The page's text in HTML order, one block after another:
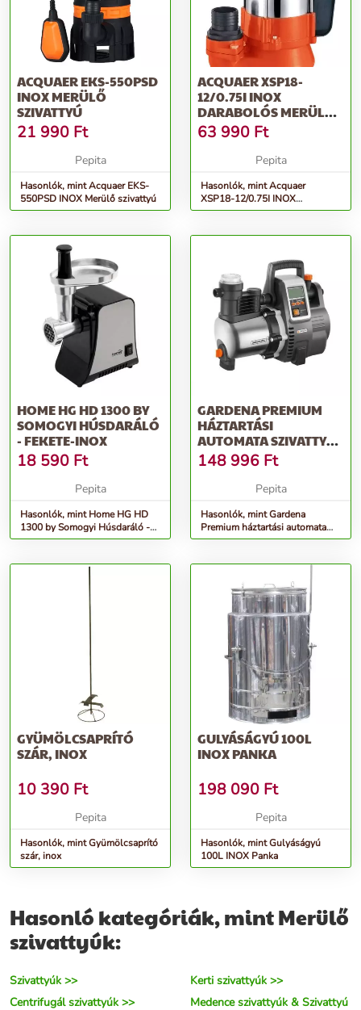
ACQUAER EKS-550PSD
INOX MERÜLŐ
SZIVATTYÚ
21 990 Ft
Pepita
Hasonlók, mint Acquaer EKS-
550PSD INOX Merülő szivattyú
ACQUAER XSP18-
12/0.75I INOX
DARABOLÓS MERÜLŐ
SZENNYVÍZ SZIVATTYÚ
63 990 Ft
Pepita
Hasonlók, mint Acquaer
XSP18-12/0.75I INOX
Darabolós Merülő Szennyvíz
HOME HG HD 1300 BY
SOMOGYI HÚSDARÁLÓ
- FEKETE-INOX
18 590 Ft
Pepita
Hasonlók, mint Home HG HD
1300 by Somogyi Húsdaráló -
fekete-inox
GARDENA PREMIUM
HÁZTARTÁSI
AUTOMATA SZIVATTYÚ
6000/6E LCD INOX
148 996 Ft
Pepita
Hasonlók, mint Gardena
Premium háztartási automata
szivattyú 6000/6E LCD Inox
GYÜMÖLCSAPRÍTÓ
SZÁR, INOX
10 390 Ft
Pepita
Hasonlók, mint Gyümölcsaprító
szár, inox
GULYÁSÁGYÚ 100L
INOX PANKA
198 090 Ft
Pepita
Hasonlók, mint Gulyáságyú
100L INOX Panka
Hasonló kategóriák, mint Merülő
szivattyúk:
Szivattyúk >>
Kerti szivattyúk >>
Centrifugál szivattyúk >>
Medence szivattyúk & Szivattyú